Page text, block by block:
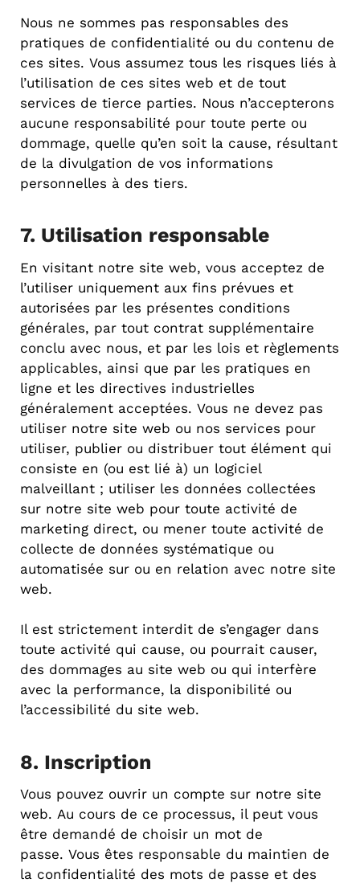
Nous ne sommes pas responsables des
pratiques de confidentialité ou du contenu de
ces sites. Vous assumez tous les risques liés à
l’utilisation de ces sites web et de tout
services de tierce parties. Nous n’accepterons
aucune responsabilité pour toute perte ou
dommage, quelle qu’en soit la cause, résultant
de la divulgation de vos informations
personnelles à des tiers.
7. Utilisation responsable
En visitant notre site web, vous acceptez de
l’utiliser uniquement aux fins prévues et
autorisées par les présentes conditions
générales, par tout contrat supplémentaire
conclu avec nous, et par les lois et règlements
applicables, ainsi que par les pratiques en
ligne et les directives industrielles
généralement acceptées. Vous ne devez pas
utiliser notre site web ou nos services pour
utiliser, publier ou distribuer tout élément qui
consiste en (ou est lié à) un logiciel
malveillant ; utiliser les données collectées
sur notre site web pour toute activité de
marketing direct, ou mener toute activité de
collecte de données systématique ou
automatisée sur ou en relation avec notre site
web.
Il est strictement interdit de s’engager dans
toute activité qui cause, ou pourrait causer,
des dommages au site web ou qui interfère
avec la performance, la disponibilité ou
l’accessibilité du site web.
8. Inscription
Vous pouvez ouvrir un compte sur notre site
web. Au cours de ce processus, il peut vous
être demandé de choisir un mot de
passe. Vous êtes responsable du maintien de
la confidentialité des mots de passe et des